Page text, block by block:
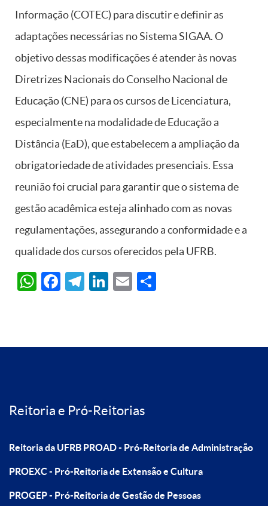
Informação (COTEC) para discutir e definir as
adaptações necessárias no Sistema SIGAA. O
objetivo dessas modificações é atender às novas
Diretrizes Nacionais do Conselho Nacional de
Educação (CNE) para os cursos de Licenciatura,
especialmente na modalidade de Educação a
Distância (EaD), que estabelecem a ampliação da
obrigatoriedade de atividades presenciais. Essa
reunião foi crucial para garantir que o sistema de
gestão acadêmica esteja alinhado com as novas
regulamentações, assegurando a conformidade e a
qualidade dos cursos oferecidos pela UFRB.
WhatsApp
Facebook
Telegram
LinkedIn
Email
Reitoria e Pró-Reitorias
Reitoria da UFRB PROAD - Pró-Reitoria de Administração
PROEXC - Pró-Reitoria de Extensão e Cultura
PROGEP - Pró-Reitoria de Gestão de Pessoas